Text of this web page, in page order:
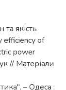
якість
efficiency of
power
// Матеріали
– Одеса :